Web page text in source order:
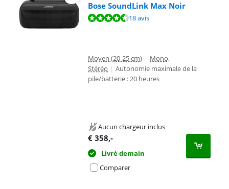
Bose SoundLink Max Noir
La note est de 8,7 sur 10, basée sur 18 avis.18 avis
Moyen (20-25 cm) | Mono,
Stéréo | Autonomie maximale de la
pile/batterie : 20 heures
Aucun chargeur inclus
€ 358,-
Livré demain
Comparer